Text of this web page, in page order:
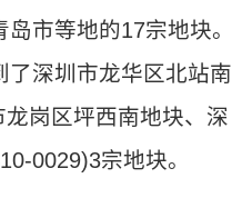
市等地的17宗地块。
了深圳市龙华区北站南
岗区坪西南地块、深
0029)3宗地块。